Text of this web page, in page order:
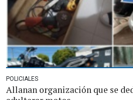
POLICIALES
Allanan organización que se